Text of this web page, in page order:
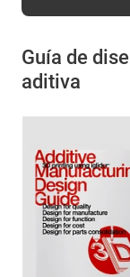
Guía de
aditiva